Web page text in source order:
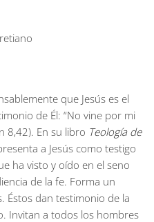
que Jesús es el
de Él: “No vine por mi
8,42). En su libro Teología de
a Jesús como testigo
ha visto y oído en el seno
de la fe. Forma un
Éstos dan testimonio de la
Invitan a todos los hombres